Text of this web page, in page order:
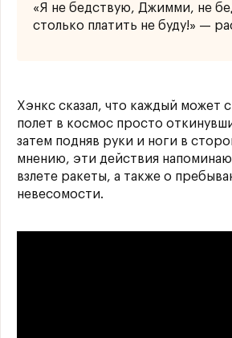
«Я не бедствую, Джимми, не
столько платить не буду!» —
Хэнкс сказал, что каждый может
полет в космос просто
затем подняв руки и ноги в
мнению, эти действия
взлете ракеты, а также о
невесомости.